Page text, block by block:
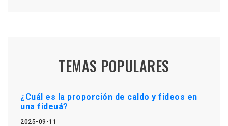
TEMAS POPULARES
¿Cuál es la proporción de caldo y fideos en
una fideuá?
2025-09-11